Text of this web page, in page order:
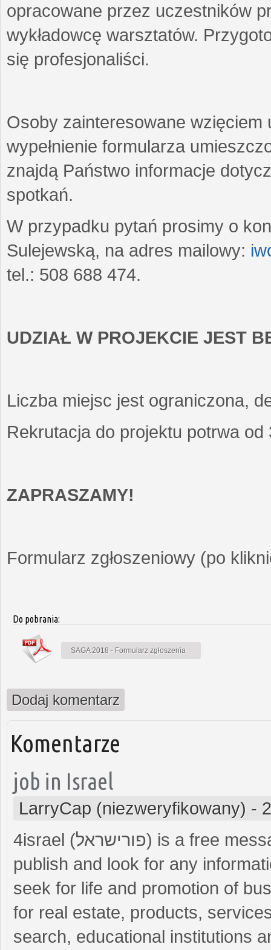
opracowane przez uczestników
wykładowcę warsztatów.
się profesjonaliści.
Osoby zainteresowane wzięciem
wypełnienie formularza
znajdą Państwo informacje
spotkań.
W przypadku pytań prosimy o
Sulejewską, na adres mailowy:
tel.: 508 688 474.
UDZIAŁ W PROJEKCIE JEST
Liczba miejsc jest ograniczona,
Rekrutacja do projektu potrwa
ZAPRASZAMY!
Formularz zgłoszeniowy (po
Do pobrania:
SAGA 2018 - Formularz zgłoszenia
Dodaj komentarz
Komentarze
job in Israel
LarryCap (niezweryfikowany) -
4israel (פורישראל) is a free message board in Israel, where visitors can
publish and look for any
seek for life and promotion of
for real estate, products,
search, educational institutions